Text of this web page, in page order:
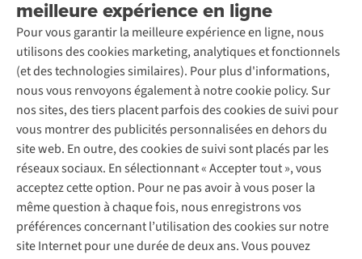
meilleure expérience en ligne
Pour vous garantir la meilleure expérience en ligne, nous
utilisons des cookies marketing, analytiques et fonctionnels
(et des technologies similaires). Pour plus d'informations,
nous vous renvoyons également à notre cookie policy. Sur
nos sites, des tiers placent parfois des cookies de suivi pour
vous montrer des publicités personnalisées en dehors du
site web. En outre, des cookies de suivi sont placés par les
réseaux sociaux. En sélectionnant « Accepter tout », vous
acceptez cette option. Pour ne pas avoir à vous poser la
même question à chaque fois, nous enregistrons vos
préférences concernant l’utilisation des cookies sur notre
site Internet pour une durée de deux ans. Vous pouvez
Entretien & réparations
Garantie
Contactez-nous
Nos magasins
À propos d’A.S.Adventure
Déclaration d'accessibilité
Entretien de ski
Service de lavage
Entretien de chaussures
Réparation de chaussures
Réparation de vêtements
Retouches
Pour les entreprises
Explore Camp
Gear Check
Expertise & conseils
Abonnez-vous à la newsletter
Suivez-nous